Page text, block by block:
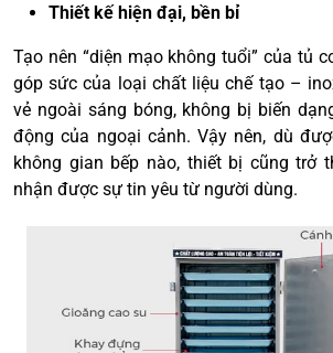
Thiết kế hiện đại, bền bỉ
Tạo nên “diện mạo không tuổi” của tủ
góp sức của loại chất liệu chế tạo –
vẻ ngoài sáng bóng, không bị biến
động của ngoại cảnh. Vậy nên, dù
không gian bếp nào, thiết bị cũng trở
nhận được sự tin yêu từ người dùng.